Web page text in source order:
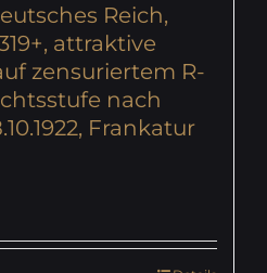
Reich,
attraktive
zensuriertem R-
nach
Frankatur